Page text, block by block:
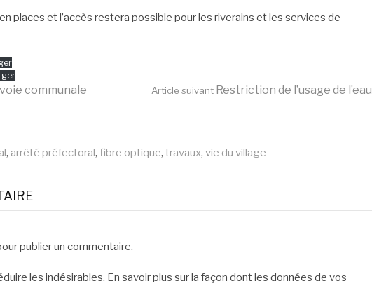
places et l’accès restera possible pour les riverains et les services de
communale
Article suivant Restriction de l’usage de l’eau
, arrêté préfectoral,fibre optique,travaux,vie du village
publier un commentaire.
les indésirables. En savoir plus sur la façon dont les données de vos